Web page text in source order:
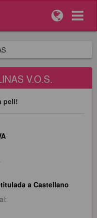
V.O.S.
peli!
a Castellano